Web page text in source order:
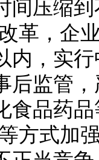
革，企
内，实
后监管
食品药
方式加